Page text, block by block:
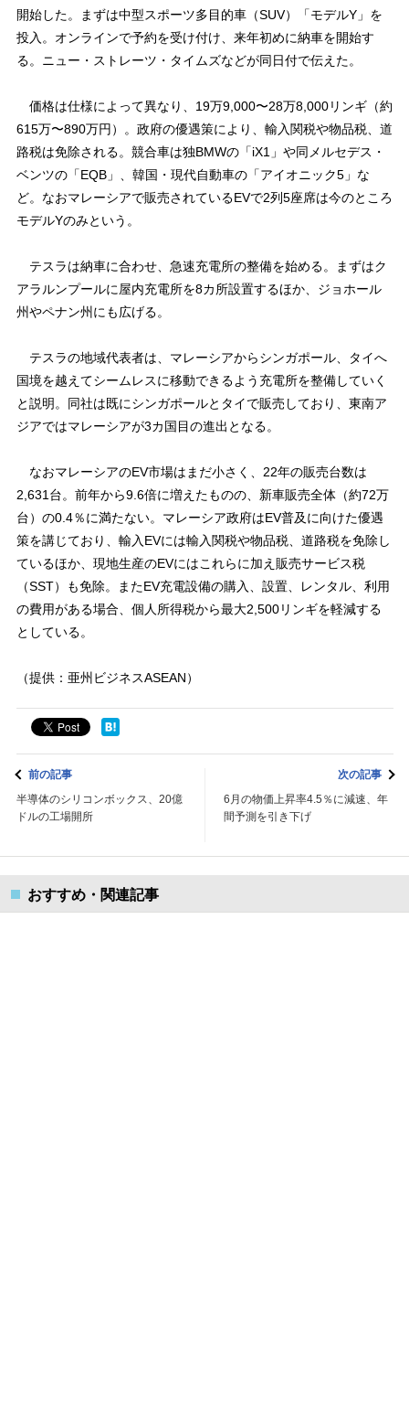
開始した。まずは中型スポーツ多目的車（SUV）「モデルY」を
投入。オンラインで予約を受け付け、来年初めに納車を開始す
る。ニュー・ストレーツ・タイムズなどが同日付で伝えた。
価格は仕様によって異なり、19万9,000〜28万8,000リンギ（約
615万〜890万円）。政府の優遇策により、輸入関税や物品税、道
路税は免除される。競合車は独BMWの「iX1」や同メルセデス・
ベンツの「EQB」、韓国・現代自動車の「アイオニック5」な
ど。なおマレーシアで販売されているEVで2列5座席は今のところ
モデルYのみという。
テスラは納車に合わせ、急速充電所の整備を始める。まずはク
アラルンプールに屋内充電所を8カ所設置するほか、ジョホール
州やペナン州にも広げる。
テスラの地域代表者は、マレーシアからシンガポール、タイへ
国境を越えてシームレスに移動できるよう充電所を整備していく
と説明。同社は既にシンガポールとタイで販売しており、東南ア
ジアではマレーシアが3カ国目の進出となる。
なおマレーシアのEV市場はまだ小さく、22年の販売台数は
2,631台。前年から9.6倍に増えたものの、新車販売全体（約72万
台）の0.4％に満たない。マレーシア政府はEV普及に向けた優遇
策を講じており、輸入EVには輸入関税や物品税、道路税を免除し
ているほか、現地生産のEVにはこれらに加え販売サービス税
（SST）も免除。またEV充電設備の購入、設置、レンタル、利用
の費用がある場合、個人所得税から最大2,500リンギを軽減する
としている。
（提供：亜州ビジネスASEAN）
前の記事
半導体のシリコンボックス、20億
ドルの工場開所
次の記事
6月の物価上昇率4.5％に減速、年
間予測を引き下げ
おすすめ・関連記事